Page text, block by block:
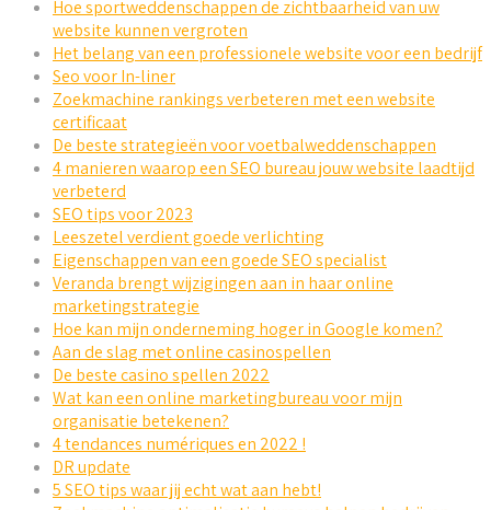
Hoe sportweddenschappen de zichtbaarheid van uw
website kunnen vergroten
Het belang van een professionele website voor een bedrijf
Seo voor In-liner
Zoekmachine rankings verbeteren met een website
certificaat
De beste strategieën voor voetbalweddenschappen
4 manieren waarop een SEO bureau jouw website laadtijd
verbeterd
SEO tips voor 2023
Leeszetel verdient goede verlichting
Eigenschappen van een goede SEO specialist
Veranda brengt wijzigingen aan in haar online
marketingstrategie
Hoe kan mijn onderneming hoger in Google komen?
Aan de slag met online casinospellen
De beste casino spellen 2022
Wat kan een online marketingbureau voor mijn
organisatie betekenen?
4 tendances numériques en 2022 !
DR update
5 SEO tips waar jij echt wat aan hebt!